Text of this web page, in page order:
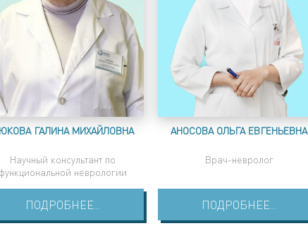
ГАЛИНА МИХАЙЛОВНА
Научный консультант по
функциональной неврологии
ПОДРОБНЕЕ...
АНОСОВА ОЛЬГА ЕВГЕНЬЕВНА
Врач-невролог
ПОДРОБНЕЕ...